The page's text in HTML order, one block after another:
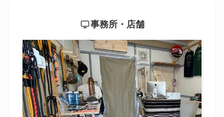
事務所・店舗